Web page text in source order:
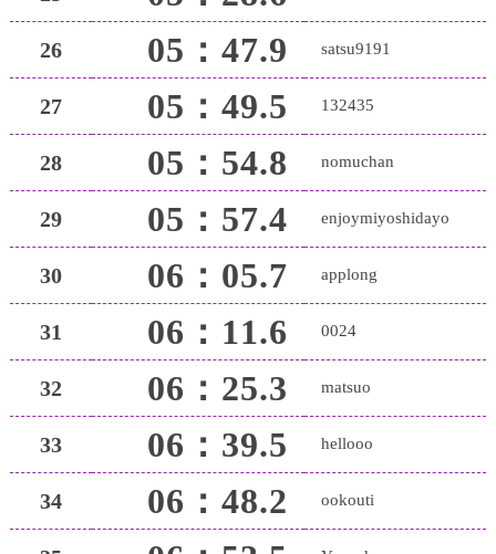
26 05：47.9 satsu9191
27 05：49.5 132435
28 05：54.8 nomuchan
29 05：57.4 enjoymiyoshidayo
30 06：05.7 applong
31 06：11.6 0024
32 06：25.3 matsuo
33 06：39.5 hellooo
34 06：48.2 ookouti